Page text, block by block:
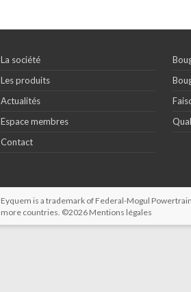
La société
Les produits
Actualités
Espace membres
Contact
Eyquem is a trademark of Federal-Mogul
more countries. ©2026 Mentions légales